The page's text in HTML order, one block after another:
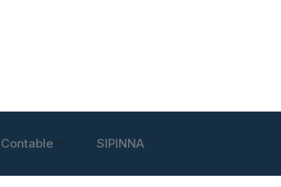
SIPINNA